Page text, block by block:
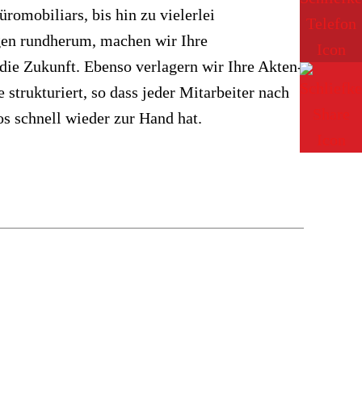
bis hin zu vielerlei
rundherum, machen wir Ihre
Zukunft. Ebenso verlagern wir Ihre Akten-
strukturiert, so dass jeder Mitarbeiter nach
schnell wieder zur Hand hat.